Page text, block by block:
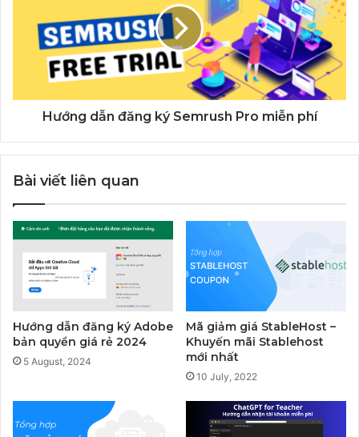
Semrush
Hướng dẫn đăng ký Semrush Pro miễn phí
Bài viết liên quan
Hướng dẫn đăng ký Adobe
bản quyền giá rẻ 2024
5 August, 2024
Mã giảm giá StableHost –
Khuyến mãi Stablehost
mới nhất
10 July, 2022